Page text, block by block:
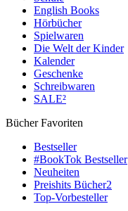
English Books
Hörbücher
Spielwaren
Die Welt der Kinder
Kalender
Geschenke
Schreibwaren
SALE²
Bücher Favoriten
Bestseller
#BookTok Bestseller
Neuheiten
Preishits Bücher2
Top-Vorbesteller